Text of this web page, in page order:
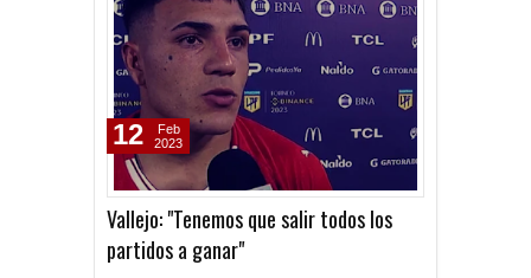
Vallejo: "Tenemos que salir todos los
partidos a ganar"
12
Feb
2023